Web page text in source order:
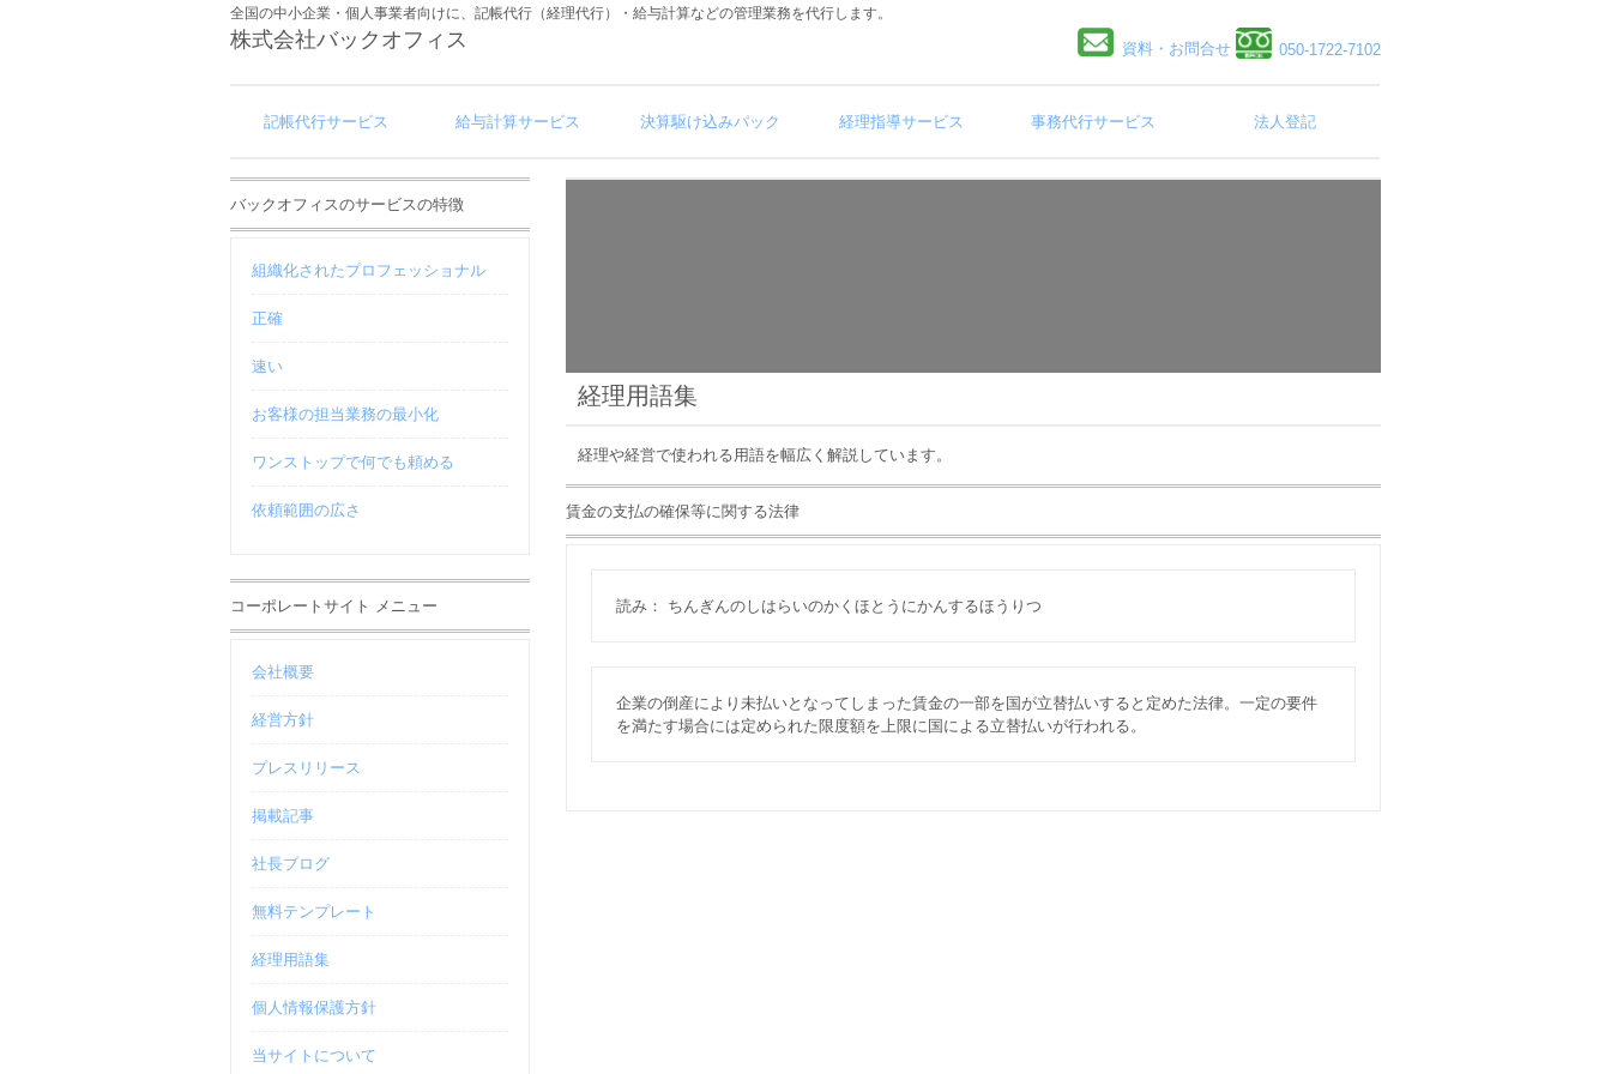
資料・お問合せ 050-1722-7102
全国の中小企業・個人事業者向けに、記帳代行（経理代行）・給与計算などの管理業務を代行します。
株式会社バックオフィス
記帳代行サービス 給与計算サービス 決算駆け込みパック 経理指導サービス 事務代行サービス 法人登記
経理用語集
経理や経営で使われる用語を幅広く解説しています。
賃金の支払の確保等に関する法律
読み： ちんぎんのしはらいのかくほとうにかんするほうりつ
企業の倒産により未払いとなってしまった賃金の一部を国が立替払いすると定めた法律。一定の要件
を満たす場合には定められた限度額を上限に国による立替払いが行われる。
バックオフィスのサービスの特徴
組織化されたプロフェッショナル
正確
速い
お客様の担当業務の最小化
ワンストップで何でも頼める
依頼範囲の広さ
コーポレートサイト メニュー
会社概要
経営方針
プレスリリース
掲載記事
社長ブログ
無料テンプレート
経理用語集
個人情報保護方針
当サイトについて